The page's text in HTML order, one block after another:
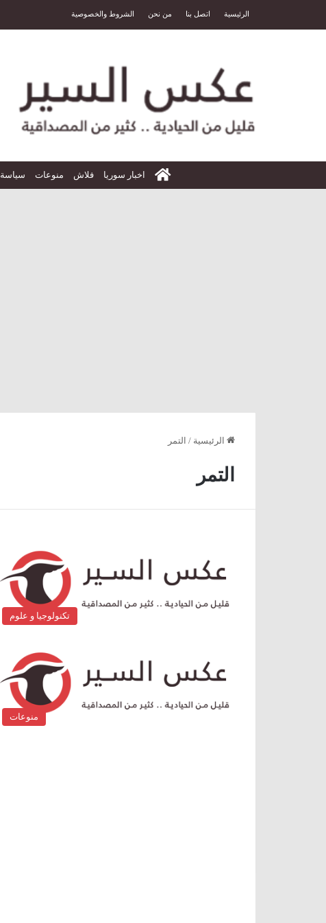
الرئيسية اتصل بنا من نحن الشروط والخصوصية
الرئيسية
اخبار سوريا فلاش منوعات سياسة
الرئيسية / التمر
التمر
تكنولوجيا و علوم
منوعات